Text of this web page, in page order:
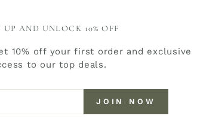
UP AND UNLOCK 10% OFF
10% off your first order and exclusive
to our top deals.
JOIN NOW